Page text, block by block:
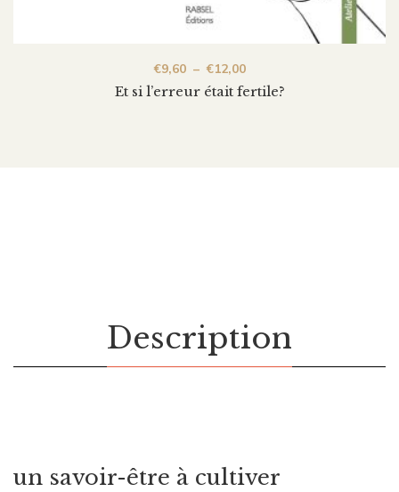
Et si l’erreur était fertile?
€9,60 – €12,00
Description
un savoir-être à cultiver